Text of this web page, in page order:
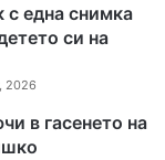
с една снимка
си на
2026
в гасенето на